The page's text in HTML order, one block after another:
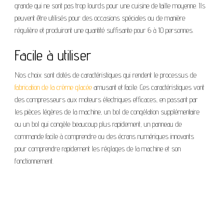
grande qui ne sont pas trop lourds pour une cuisine de taille moyenne. Ils
peuvent être utilisés pour des occasions spéciales ou de manière
régulière et produiront une quantité suffisante pour 6 à 10 personnes.
Facile à utiliser
Nos choix sont dotés de caractéristiques qui rendent le processus de
fabrication de la crème glacée amusant et facile. Ces caractéristiques vont
des compresseurs aux moteurs électriques efficaces, en passant par
les pièces légères de la machine, un bol de congélation supplémentaire
ou un bol qui congèle beaucoup plus rapidement, un panneau de
commande facile à comprendre ou des écrans numériques innovants
pour comprendre rapidement les réglages de la machine et son
fonctionnement.